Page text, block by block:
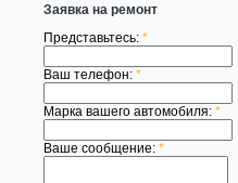
Заявка на ремонт
Представьтесь: *
Ваш телефон: *
Марка вашего автомобиля: *
Ваше сообщение: *